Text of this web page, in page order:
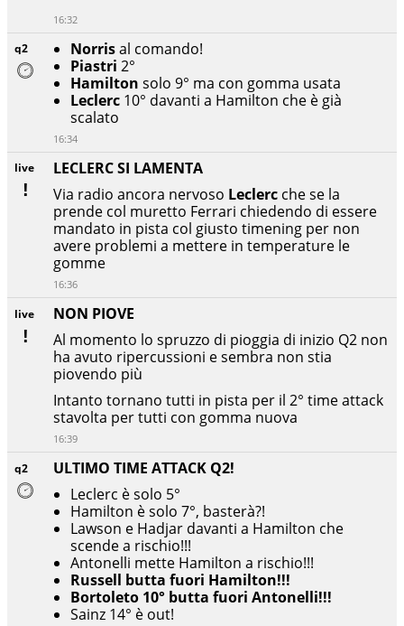
q2
ULTIMO TIME ATTACK Q2!
Leclerc è solo 5°
Hamilton è solo 7°, basterà?!
Lawson e Hadjar davanti a Hamilton che
scende a rischio!!!
Antonelli mette Hamilton a rischio!!!
Russell butta fuori Hamilton!!!
Bortoleto 10° butta fuori Antonelli!!!
Sainz 14° è out!
live
NON PIOVE
Al momento lo spruzzo di pioggia di inizio Q2 non
ha avuto ripercussioni e sembra non stia
piovendo più
Intanto tornano tutti in pista per il 2° time attack
stavolta per tutti con gomma nuova
16:39
live
LECLERC SI LAMENTA
Via radio ancora nervoso Leclerc che se la
prende col muretto Ferrari chiedendo di essere
mandato in pista col giusto timening per non
avere problemi a mettere in temperature le
gomme
16:36
q2 Norrisal comando!
Piastri 2°
Hamilton solo 9° ma con gomma usata
Leclerc 10° davanti a Hamilton che è già
scalato
16:34
16:32